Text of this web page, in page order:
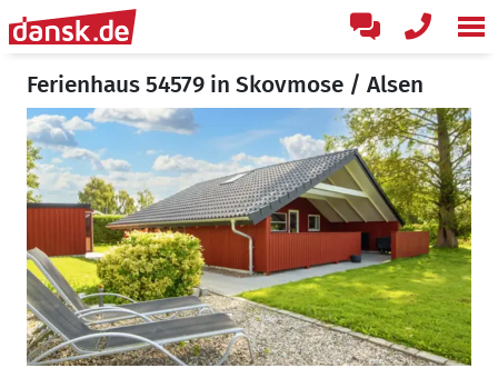
Ferienhaus 54579 in Skovmose / Alsen